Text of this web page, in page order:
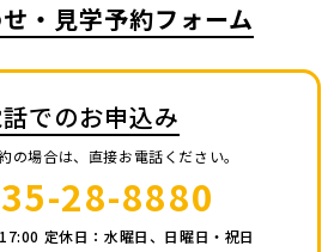
・見学予約フォーム
でのお申込み
の場合は、直接お電話ください。
28-8880
定休日：水曜日、日曜日・祝日